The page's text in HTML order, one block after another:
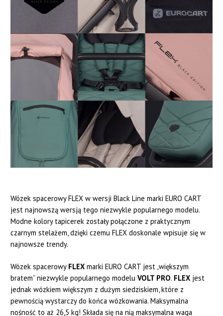
Wózek spacerowy FLEX w wersji Black Line marki EURO CART
jest najnowszą wersją tego niezwykle popularnego modelu.
Modne kolory tapicerek zostały połączone z praktycznym
czarnym stelażem, dzięki czemu FLEX doskonale wpisuje się w
najnowsze trendy.
Wózek spacerowy FLEX marki EURO CART jest „większym
bratem” niezwykle popularnego modeluVOLT PRO. FLEX jest
jednak wózkiem większym z dużym siedziskiem, które z
pewnością wystarczy do końca wózkowania. Maksymalna
nośność to aż 26,5 kg! Składa się na nią maksymalna waga